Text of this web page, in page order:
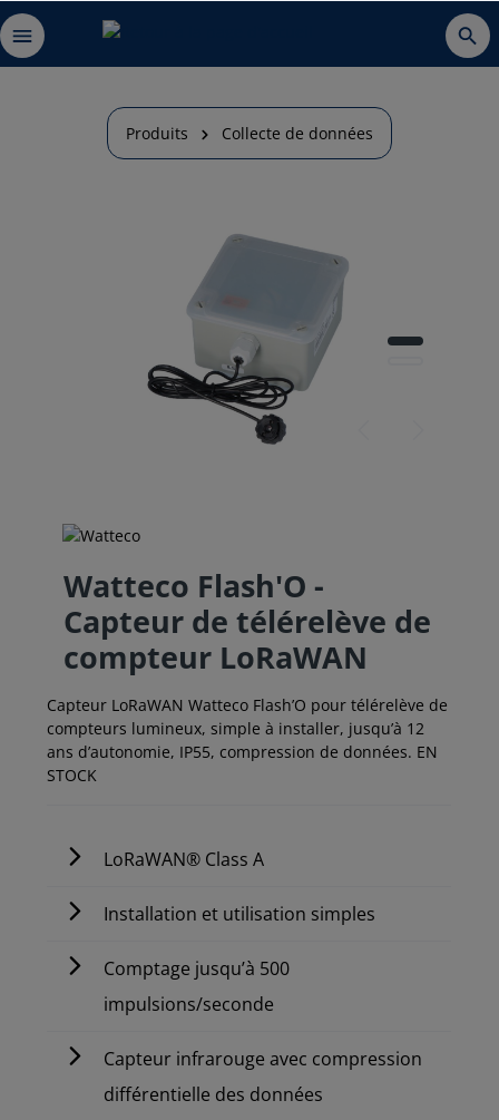
Produits Collecte de données
Watteco Flash'O -
Capteur de télérelève de
compteur LoRaWAN
Capteur LoRaWAN Watteco Flash’O pour télérelève de
compteurs lumineux, simple à installer, jusqu’à 12
ans d’autonomie, IP55, compression de données. EN
STOCK
LoRaWAN® Class A
Installation et utilisation simples
Comptage jusqu’à 500
impulsions/seconde
Capteur infrarouge avec compression
différentielle des données